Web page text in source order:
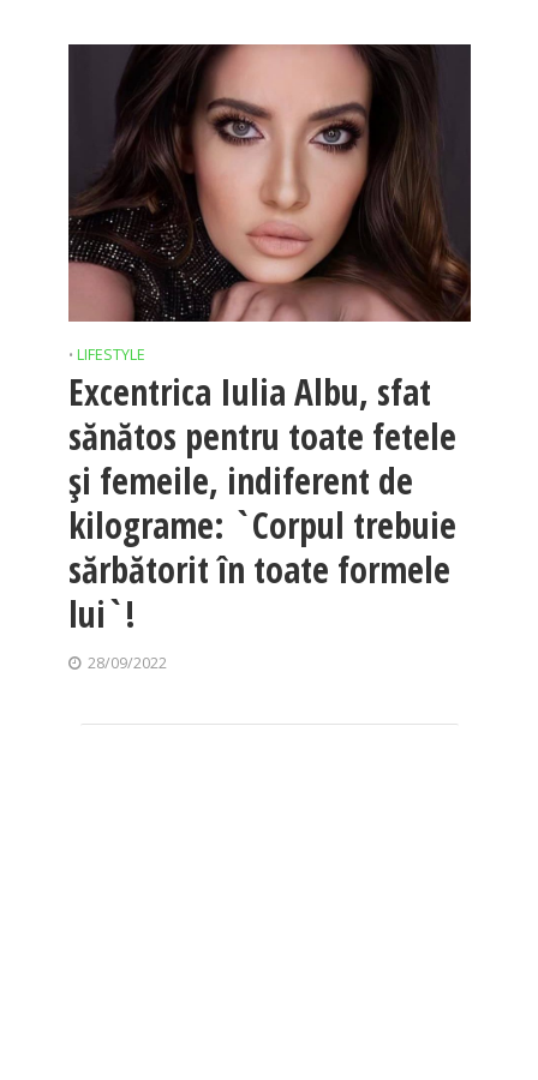
• LIFESTYLE
Excentrica Iulia Albu, sfat
sănătos pentru toate fetele
și femeile, indiferent de
kilograme: `Corpul trebuie
sărbătorit în toate formele
lui`!
28/09/2022